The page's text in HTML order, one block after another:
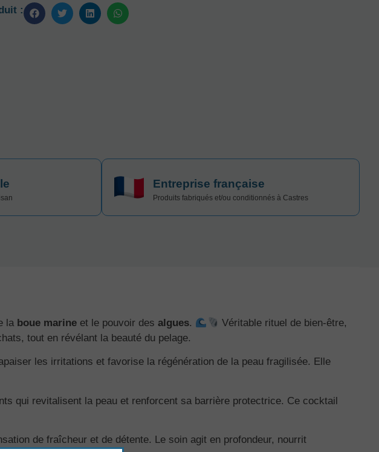
:
Entreprise française
Produits fabriqués et/ou conditionnés à Castres
la boue marine et le pouvoir des algues.
Véritable rituel de bien-être,
tout en révélant la beauté du pelage.
les irritations et favorise la régénération de la peau fragilisée. Elle
qui revitalisent la peau et renforcent sa barrière protectrice. Ce cocktail
de fraîcheur et de détente. Le soin agit en profondeur, nourrit